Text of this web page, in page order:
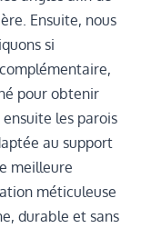
Ensuite, nous
si
pour obtenir
les parois
au support
meilleure
méticuleuse
durable et sans